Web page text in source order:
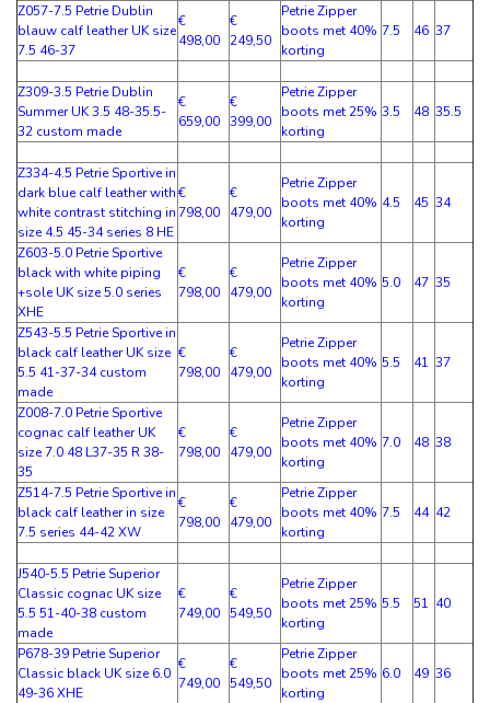
Z057-7.5 Petrie Dublin
blauw calf leather UK size
7.5 46-37
€
498,00
€
249,50
Petrie Zipper
boots met 40%
korting
7.5 46 37
Z309-3.5 Petrie Dublin
Summer UK 3.5 48-35.5-
32 custom made
€
659,00
€
399,00
Petrie Zipper
boots met 25%
korting
3.5 48 35.5
Z334-4.5 Petrie Sportive in
dark blue calf leather with
white contrast stitching in
size 4.5 45-34 series 8 HE
€
798,00
€
479,00
Petrie Zipper
boots met 40%
korting
4.5 45 34
Z603-5.0 Petrie Sportive
black with white piping
+sole UK size 5.0 series
XHE
€
798,00
€
479,00
Petrie Zipper
boots met 40%
korting
5.0 47 35
Z543-5.5 Petrie Sportive in
black calf leather UK size
5.5 41-37-34 custom
made
€
798,00
€
479,00
Petrie Zipper
boots met 40%
korting
5.5 41 37
Z008-7.0 Petrie Sportive
cognac calf leather UK
size 7.0 48 L37-35 R 38-
35
€
798,00
€
479,00
Petrie Zipper
boots met 40%
korting
7.0 48 38
Z514-7.5 Petrie Sportive in
black calf leather in size
7.5 series 44-42 XW
€
798,00
€
479,00
Petrie Zipper
boots met 40%
korting
7.5 44 42
J540-5.5 Petrie Superior
Classic cognac UK size
5.5 51-40-38 custom
made
€
749,00
€
549,50
Petrie Zipper
boots met 25%
korting
5.5 51 40
P678-39 Petrie Superior
Classic black UK size 6.0
49-36 XHE
€
749,00
€
549,50
Petrie Zipper
boots met 25%
korting
6.0 49 36